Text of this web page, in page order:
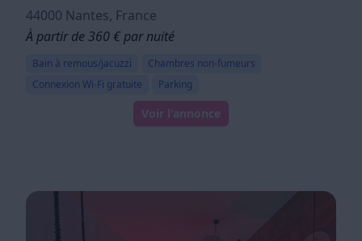
44000 Nantes, France
À partir de 360 € par nuité
Bain à remous/jacuzzi
Chambres non-fumeurs
Connexion Wi-Fi gratuite
Parking
Voir l'annonce